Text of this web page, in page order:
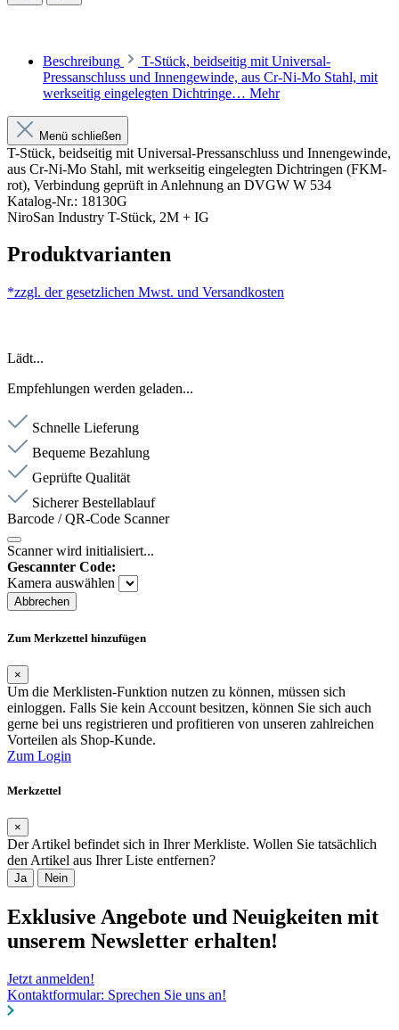
Beschreibung
T-Stück, beidseitig mit Universal-
Pressanschluss und Innengewinde, aus Cr-Ni-Mo Stahl, mit
werkseitig eingelegten Dichtringe… Mehr
Menü schließen
T-Stück, beidseitig mit Universal-Pressanschluss und Innengewinde,
aus Cr-Ni-Mo Stahl, mit werkseitig eingelegten Dichtringen (FKM-
rot), Verbindung geprüft in Anlehnung an DVGW W 534
Katalog-Nr.: 18130G
NiroSan Industry T-Stück, 2M + IG
Produktvarianten
*zzgl. der gesetzlichen Mwst. und Versandkosten
Lädt...
Empfehlungen werden geladen...
Schnelle Lieferung
Bequeme Bezahlung
Geprüfte Qualität
Sicherer Bestellablauf
Barcode / QR-Code Scanner
Scanner wird initialisiert...
Gescannter Code:
Kamera auswählen
Abbrechen
Zum Merkzettel hinzufügen
×
Um die Merklisten-Funktion nutzen zu können, müssen sich
einloggen. Falls Sie kein Account besitzen, können Sie sich auch
gerne bei uns registrieren und profitieren von unseren zahlreichen
Vorteilen als Shop-Kunde.
Zum Login
Merkzettel
×
Der Artikel befindet sich in Ihrer Merkliste. Wollen Sie tatsächlich
den Artikel aus Ihrer Liste entfernen?
Ja Nein
Exklusive Angebote und Neuigkeiten mit
unserem Newsletter erhalten!
Jetzt anmelden!
Kontaktformular: Sprechen Sie uns an!